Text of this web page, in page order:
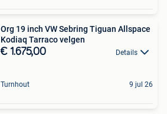
Org 19 inch VW Sebring Tiguan Allspace
Kodiaq Tarraco velgen
€ 1.675,00 Details
Turnhout 9 jul 26